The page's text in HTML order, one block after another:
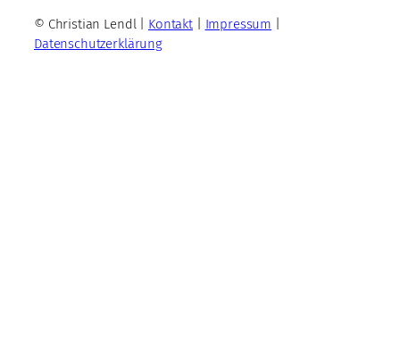
© Christian Lendl | Kontakt| Impressum
Datenschutzerklärung